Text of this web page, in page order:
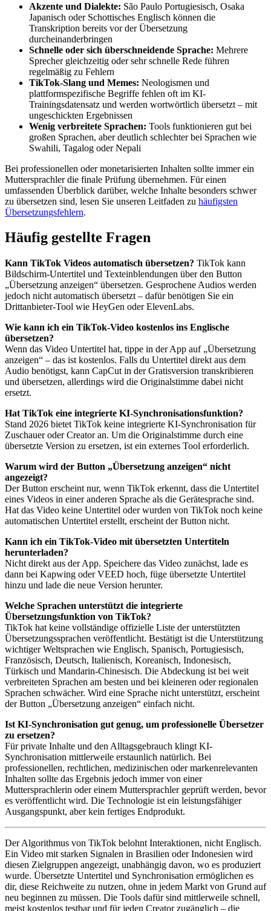
Akzente und Dialekte: São Paulo Portugiesisch, Osaka
Japanisch oder Schottisches Englisch können die
Transkription bereits vor der Übersetzung
durcheinanderbringen
Schnelle oder sich überschneidende Sprache: Mehrere
Sprecher gleichzeitig oder sehr schnelle Rede führen
regelmäßig zu Fehlern
TikTok-Slang und Memes: Neologismen und
plattformspezifische Begriffe fehlen oft im KI-
Trainingsdatensatz und werden wortwörtlich übersetzt – mit
ungeschickten Ergebnissen
Wenig verbreitete Sprachen: Tools funktionieren gut bei
großen Sprachen, aber deutlich schlechter bei Sprachen wie
Swahili, Tagalog oder Nepali
Bei professionellen oder monetarisierten Inhalten sollte immer ein
Muttersprachler die finale Prüfung übernehmen. Für einen
umfassenden Überblick darüber, welche Inhalte besonders schwer
zu übersetzen sind, lesen Sie unseren Leitfaden zu häufigsten
Übersetzungsfehlern.
Häufig gestellte Fragen
Kann TikTok Videos automatisch übersetzen? TikTok kann
Bildschirm-Untertitel und Texteinblendungen über den Button
„Übersetzung anzeigen“ übersetzen. Gesprochene Audios werden
jedoch nicht automatisch übersetzt – dafür benötigen Sie ein
Drittanbieter-Tool wie HeyGen oder ElevenLabs.
Wie kann ich ein TikTok-Video kostenlos ins Englische
übersetzen?
Wenn das Video Untertitel hat, tippe in der App auf „Übersetzung
anzeigen“ – das ist kostenlos. Falls du Untertitel direkt aus dem
Audio benötigst, kann CapCut in der Gratisversion transkribieren
und übersetzen, allerdings wird die Originalstimme dabei nicht
ersetzt.
Hat TikTok eine integrierte KI-Synchronisationsfunktion?
Stand 2026 bietet TikTok keine integrierte KI-Synchronisation für
Zuschauer oder Creator an. Um die Originalstimme durch eine
übersetzte Version zu ersetzen, ist ein externes Tool erforderlich.
Warum wird der Button „Übersetzung anzeigen“ nicht
angezeigt?
Der Button erscheint nur, wenn TikTok erkennt, dass die Untertitel
eines Videos in einer anderen Sprache als die Gerätesprache sind.
Hat das Video keine Untertitel oder wurden von TikTok noch keine
automatischen Untertitel erstellt, erscheint der Button nicht.
Kann ich ein TikTok-Video mit übersetzten Untertiteln
herunterladen?
Nicht direkt aus der App. Speichere das Video zunächst, lade es
dann bei Kapwing oder VEED hoch, füge übersetzte Untertitel
hinzu und lade die neue Version herunter.
Welche Sprachen unterstützt die integrierte
Übersetzungsfunktion von TikTok?
TikTok hat keine vollständige offizielle Liste der unterstützten
Übersetzungssprachen veröffentlicht. Bestätigt ist die Unterstützung
wichtiger Weltsprachen wie Englisch, Spanisch, Portugiesisch,
Französisch, Deutsch, Italienisch, Koreanisch, Indonesisch,
Türkisch und Mandarin-Chinesisch. Die Abdeckung ist bei weit
verbreiteten Sprachen am besten und bei kleineren oder regionalen
Sprachen schwächer. Wird eine Sprache nicht unterstützt, erscheint
der Button „Übersetzung anzeigen“ einfach nicht.
Ist KI-Synchronisation gut genug, um professionelle Übersetzer
zu ersetzen?
Für private Inhalte und den Alltagsgebrauch klingt KI-
Synchronisation mittlerweile erstaunlich natürlich. Bei
professionellen, rechtlichen, medizinischen oder markenrelevanten
Inhalten sollte das Ergebnis jedoch immer von einer
Muttersprachlerin oder einem Muttersprachler geprüft werden, bevor
es veröffentlicht wird. Die Technologie ist ein leistungsfähiger
Ausgangspunkt, aber kein fertiges Endprodukt.
Der Algorithmus von TikTok belohnt Interaktionen, nicht Englisch.
Ein Video mit starken Signalen in Brasilien oder Indonesien wird
diesen Zielgruppen angezeigt, unabhängig davon, wo es produziert
wurde. Übersetzte Untertitel und Synchronisation ermöglichen es
dir, diese Reichweite zu nutzen, ohne in jedem Markt von Grund auf
neu beginnen zu müssen. Die Tools dafür sind mittlerweile schnell,
meist kostenlos testbar und für jeden Creator zugänglich – die